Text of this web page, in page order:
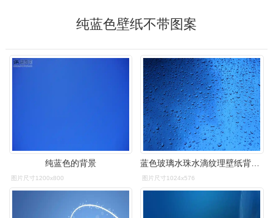
纯蓝色壁纸不带图案
纯蓝色的背景
图片尺寸1200x800 图片尺寸1024x576